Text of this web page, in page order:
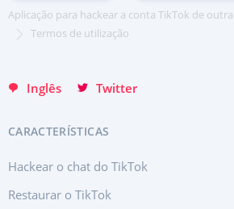
Aplicação para hackear a conta TikTok de
Termos de utilização
Inglês
Хинди हिन्दी
Italiano
Twitter
CARACTERÍSTICAS
Hackear o chat do TikTok
Restaurar o TikTok